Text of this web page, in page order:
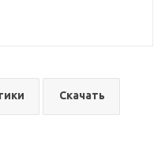
Скачать